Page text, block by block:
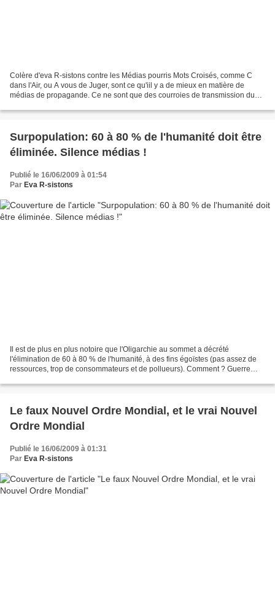
Colère d'eva R-sistons contre les Médias pourris Mots Croisés, comme C
dans l'Air, ou A vous de Juger, sont ce qu'iil y a de mieux en matière de
médias de propagande. Ce ne sont que des courroies de transmission du
Surpopulation: 60 à 80 % de l'humanité doit être
éliminée. Silence médias !
Publié le 16/06/2009 à 01:54
Par Eva R-sistons
Il est de plus en plus notoire que l'Oligarchie au sommet a décrété
l'élimination de 60 à 80 % de l'humanité, à des fins égoïstes (pas assez de
ressources, trop de consommateurs et de pollueurs). Comment ? Guerre
Le faux Nouvel Ordre Mondial, et le vrai Nouvel
Ordre Mondial
Publié le 16/06/2009 à 01:31
Par Eva R-sistons